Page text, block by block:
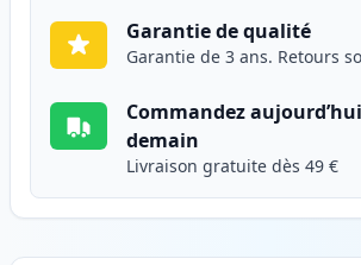
Garantie de qualité
Garantie de 3 ans. Retours
Commandez
demain
Livraison gratuite dès 49 €